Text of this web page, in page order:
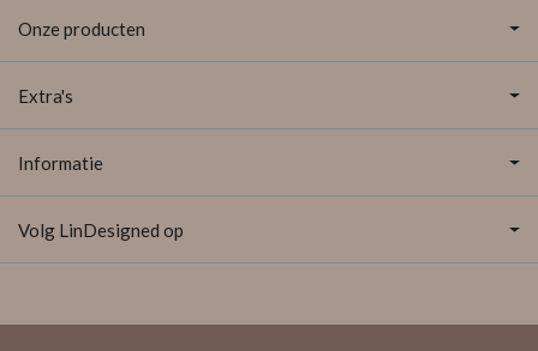
Onze producten
Extra's
Informatie
Volg LinDesigned op